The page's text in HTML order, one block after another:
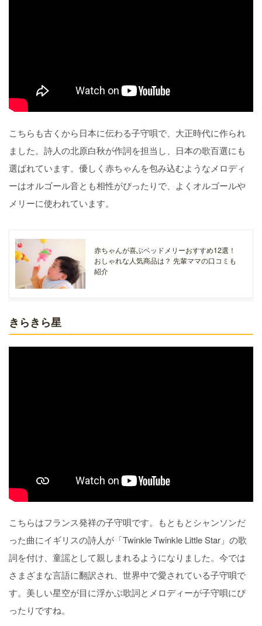
こちらも古くから日本に伝わる子守唄で、大正時代に作られ
ました。詩人の北原白秋が作詞を担当し、日本の歌百選にも
選ばれています。優しく赤ちゃんを包み込むようなメロディ
ーはオルゴール音とも相性がぴったりで、よくオルゴールや
メリーに使われています。
赤ちゃんが喜ぶベッドメリーおすすめ12選！
おしゃれな人気商品は？ 先輩ママの口コミも
紹介
きらきら星
こちらはフランス発祥の子守唄です。もともとシャンソンだ
った曲にイギリスの詩人が「Twinkle Twinkle Little Star」の歌
詞を付け、童謡として親しまれるようになりました。今では
さまざまな言語に翻訳され、世界中で愛されている子守唄で
す。美しい星空が目に浮かぶ歌詞とメロディーが子守唄にぴ
ったりですね。